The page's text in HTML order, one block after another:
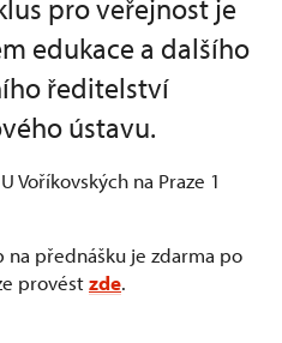
pro veřejnost je
edukace a dalšího
ředitelství
ústavu.
Voříkovských na Praze 1
na přednášku je zdarma po
provéstzde.